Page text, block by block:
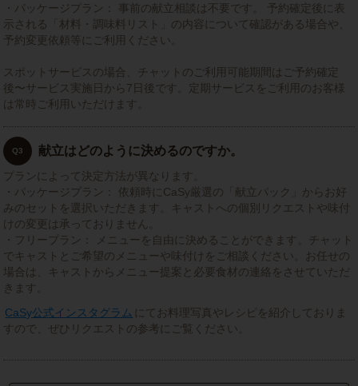
・パッケージプラン： 事前の献立相談は不要です。 予約確定後に表
示される「材料・調味料リスト」の内容について確認がある場合や、
予約変更依頼等にご利用ください。
スポットサービスの場合、チャットのご利用可能期間はご予約確定
後〜サービス実施日から7日後です。定期サービスをご利用のお客様
は常時ご利用いただけます。
Q3 献立はどのように決めるのですか。
プランによって決定方法が異なります。
・パッケージプラン： 依頼時にCaSy厳選の「献立パック」からお好
みのセットを選択いただきます。キャストへの個別リクエストや味付
けの変更は承っておりません。
・フリープラン： メニューを自由に決めることができます。チャット
でキャストとご希望のメニューや味付けをご相談ください。お任せの
場合は、キャストからメニュー提案と必要食材の連絡をさせていただ
きます。
CaSy公式インスタグラム にてお料理写真やレシピを紹介しておりま
すので、ぜひリクエストの参考にご覧ください。